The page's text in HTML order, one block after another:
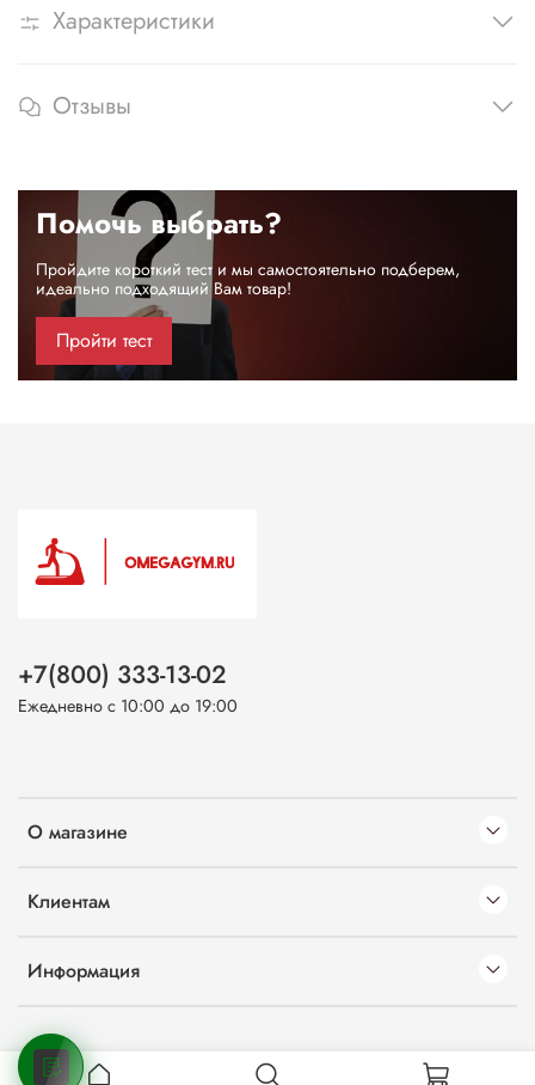
Характеристики
Отзывы
Помочь выбрать?
Пройдите короткий тест и мы самостоятельно подберем,
идеально подходящий Вам товар!
Пройти тест
О магазине
Клиентам
Информация
+7(800) 333-13-02
Ежедневно с 10:00 до 19:00